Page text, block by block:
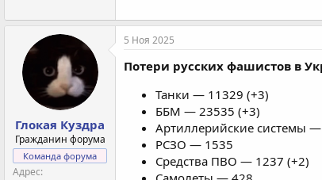
Глокая Куздра
Гражданин форума
Команда форума
Адрес
5 Ноя 2025
Потери русских фашистов в
Танки — 11329 (+3)
ББМ — 23535 (+3)
Артиллерийские системы
РСЗО — 1535
Средства ПВО — 1237 (+2)